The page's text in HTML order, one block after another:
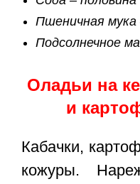
Пшеничная мука
Подсолнечное
Оладьи на
и
Кабачки,
кожуры.